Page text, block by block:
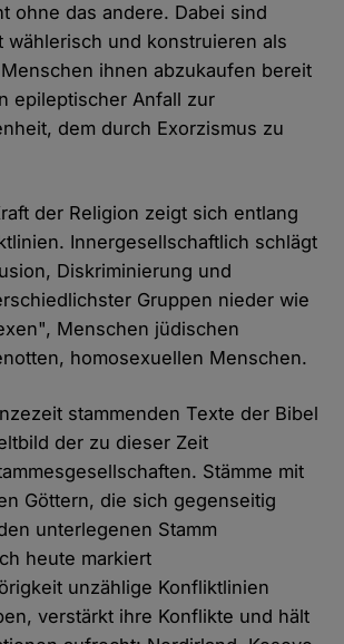
ohne das andere. Dabei sind
wählerisch und konstruieren als
ihnen abzukaufen bereit
epileptischer Anfall zur
dem durch Exorzismus zu
der Religion zeigt sich entlang
Innergesellschaftlich schlägt
Diskriminierung und
Gruppen nieder wie
Menschen jüdischen
homosexuellen Menschen.
stammenden Texte der Bibel
der zu dieser Zeit
Stämme mit
Göttern, die sich gegenseitig
unterlegenen Stamm
heute markiert
unzählige Konfliktlinien
verstärkt ihre Konflikte und hält